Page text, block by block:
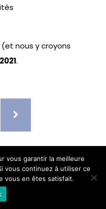
nous y croyons
2021.
vous garantir la meilleure
vous continuez à utiliser ce
vous en êtes satisfait.